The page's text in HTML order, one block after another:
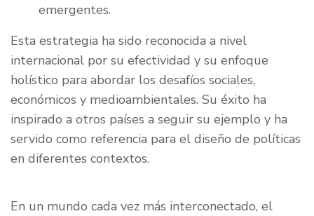
emergentes.
Esta estrategia ha sido reconocida a nivel
internacional por su efectividad y su enfoque
holístico para abordar los desafíos sociales,
económicos y medioambientales. Su éxito ha
inspirado a otros países a seguir su ejemplo y ha
servido como referencia para el diseño de políticas
en diferentes contextos.
En un mundo cada vez más interconectado, el